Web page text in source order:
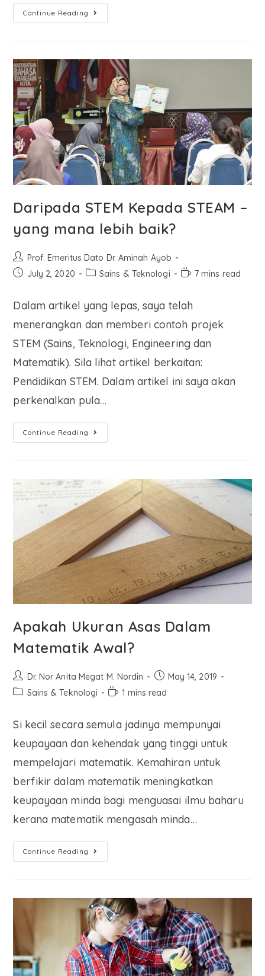
Continue Reading
Daripada STEM Kepada STEAM –
yang mana lebih baik?
Prof. Emeritus Dato Dr. Aminah Ayob
July 2, 2020
Sains & Teknologi 7 mins read
Dalam artikel yang lepas, saya telah
menerangkan dan memberi contoh projek
STEM (Sains, Teknologi, Engineering dan
Matematik). Sila lihat artikel berkaitan:
Pendidikan STEM. Dalam artikel ini saya akan
perkenalkan pula…
Continue Reading
Apakah Ukuran Asas Dalam
Matematik Awal?
Dr. Nor Anita Megat M. Nordin
May 14, 2019
Sains & Teknologi
1 mins read
Si kecil secara semula jadinya mempunyai
keupayaan dan kehendak yang tinggi untuk
mempelajari matematik. Kemahiran untuk
berfikir dalam matematik meningkatkan
keupayaan minda bagi menguasai ilmu baharu
kerana matematik mengasah minda…
Continue Reading